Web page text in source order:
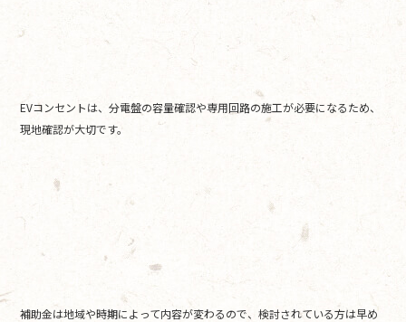
EVコンセントは、分電盤の容量確認や専用回路の施工が必要になるため、
現地確認が大切です。
補助金は地域や時期によって内容が変わるので、検討されている方は早め